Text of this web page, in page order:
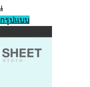
กรูปแบบThis
product
has
variants.